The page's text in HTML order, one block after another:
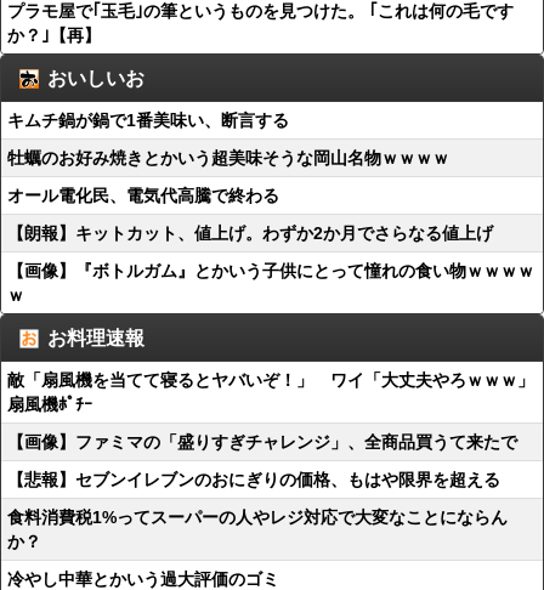
プラモ屋で｢玉毛｣の筆というものを見つけた。 ｢これは何の毛です
か？｣【再】
おいしいお
キムチ鍋が鍋で1番美味い、断言する
牡蠣のお好み焼きとかいう超美味そうな岡山名物ｗｗｗｗ
オール電化民、電気代高騰で終わる
【朗報】キットカット、値上げ。わずか2か月でさらなる値上げ
【画像】『ボトルガム』とかいう子供にとって憧れの食い物ｗｗｗｗ
ｗ
お料理速報
敵「扇風機を当てて寝るとヤバいぞ！」 ワイ「大丈夫やろｗｗｗ」
扇風機ﾎﾟﾁｰ
【画像】ファミマの「盛りすぎチャレンジ」、全商品買うて来たで
【悲報】セブンイレブンのおにぎりの価格、もはや限界を超える
食料消費税1%ってスーパーの人やレジ対応で大変なことにならん
か？
冷やし中華とかいう過大評価のゴミ